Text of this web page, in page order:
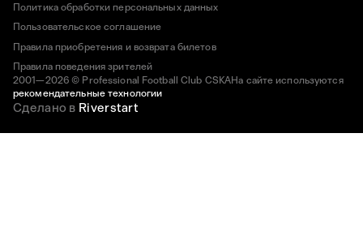
2001—2026 © Professional Football Club CSKAНа сайте используются
рекомендательные технологии
Политика обработки персональных данных
Пользовательское соглашение
Правила приобретения и возврата билетов
Правила поведения зрителей
Сделано в Riverstart